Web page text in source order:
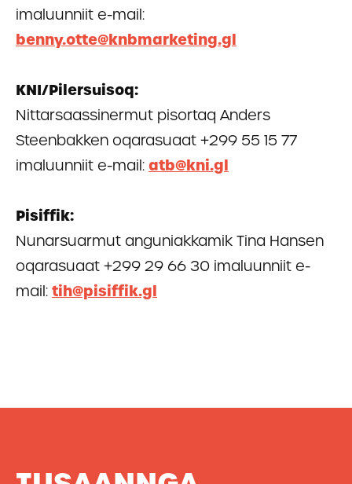
imaluunniit e-mail:
benny.otte@knbmarketing.gl
KNI/Pilersuisoq:
Nittarsaassinermut pisortaq Anders
Steenbakken oqarasuaat +299 55 15 77
imaluunniit e-mail: atb@kni.gl
Pisiffik:
Nunarsuarmut anguniakkamik Tina Hansen
oqarasuaat +299 29 66 30 imaluunniit e-
mail: tih@pisiffik.gl